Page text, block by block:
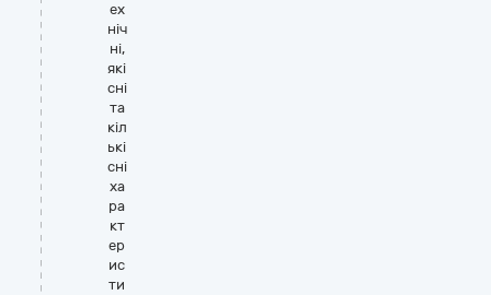
ех
ніч
ні,
які
сні
та
кіл
ькі
сні
ха
ра
кт
ер
ис
ти